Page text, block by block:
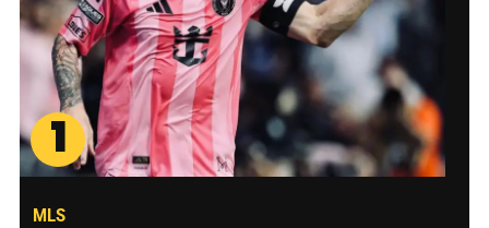
1
MLS